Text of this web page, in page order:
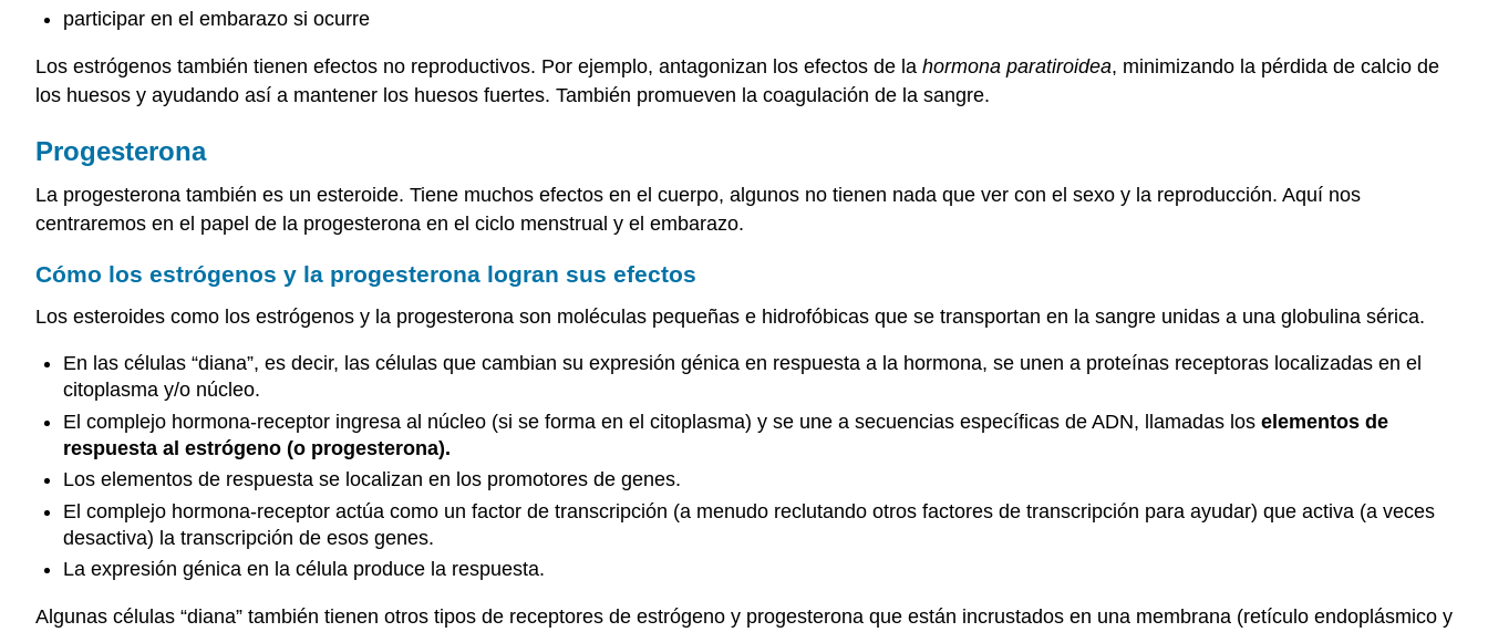
participar en el embarazo si ocurre
Los estrógenos también tienen efectos no reproductivos. Por ejemplo, antagonizan los efectos de la hormona paratiroidea, minimizando la pérdida de calcio de
los huesos y ayudando así a mantener los huesos fuertes. También promueven la coagulación de la sangre.
Progesterona
La progesterona también es un esteroide. Tiene muchos efectos en el cuerpo, algunos no tienen nada que ver con el sexo y la reproducción. Aquí nos
centraremos en el papel de la progesterona en el ciclo menstrual y el embarazo.
Cómo los estrógenos y la progesterona logran sus efectos
Los esteroides como los estrógenos y la progesterona son moléculas pequeñas e hidrofóbicas que se transportan en la sangre unidas a una globulina sérica.
En las células “diana”, es decir, las células que cambian su expresión génica en respuesta a la hormona, se unen a proteínas receptoras localizadas en el
citoplasma y/o núcleo.
El complejo hormona-receptor ingresa al núcleo (si se forma en el citoplasma) y se une a secuencias específicas de ADN, llamadas los elementos de
respuesta al estrógeno (o progesterona).
Los elementos de respuesta se localizan en los promotores de genes.
El complejo hormona-receptor actúa como un factor de transcripción (a menudo reclutando otros factores de transcripción para ayudar) que activa (a veces
desactiva) la transcripción de esos genes.
La expresión génica en la célula produce la respuesta.
Algunas células “diana” también tienen otros tipos de receptores de estrógeno y progesterona que están incrustados en una membrana (retículo endoplásmico y